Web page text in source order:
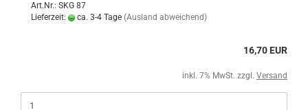
Art.Nr.: SKG 87
Lieferzeit:
ca. 3-4 Tage (Ausland abweichend)
16,70 EUR
inkl. 7% MwSt. zzgl. Versand